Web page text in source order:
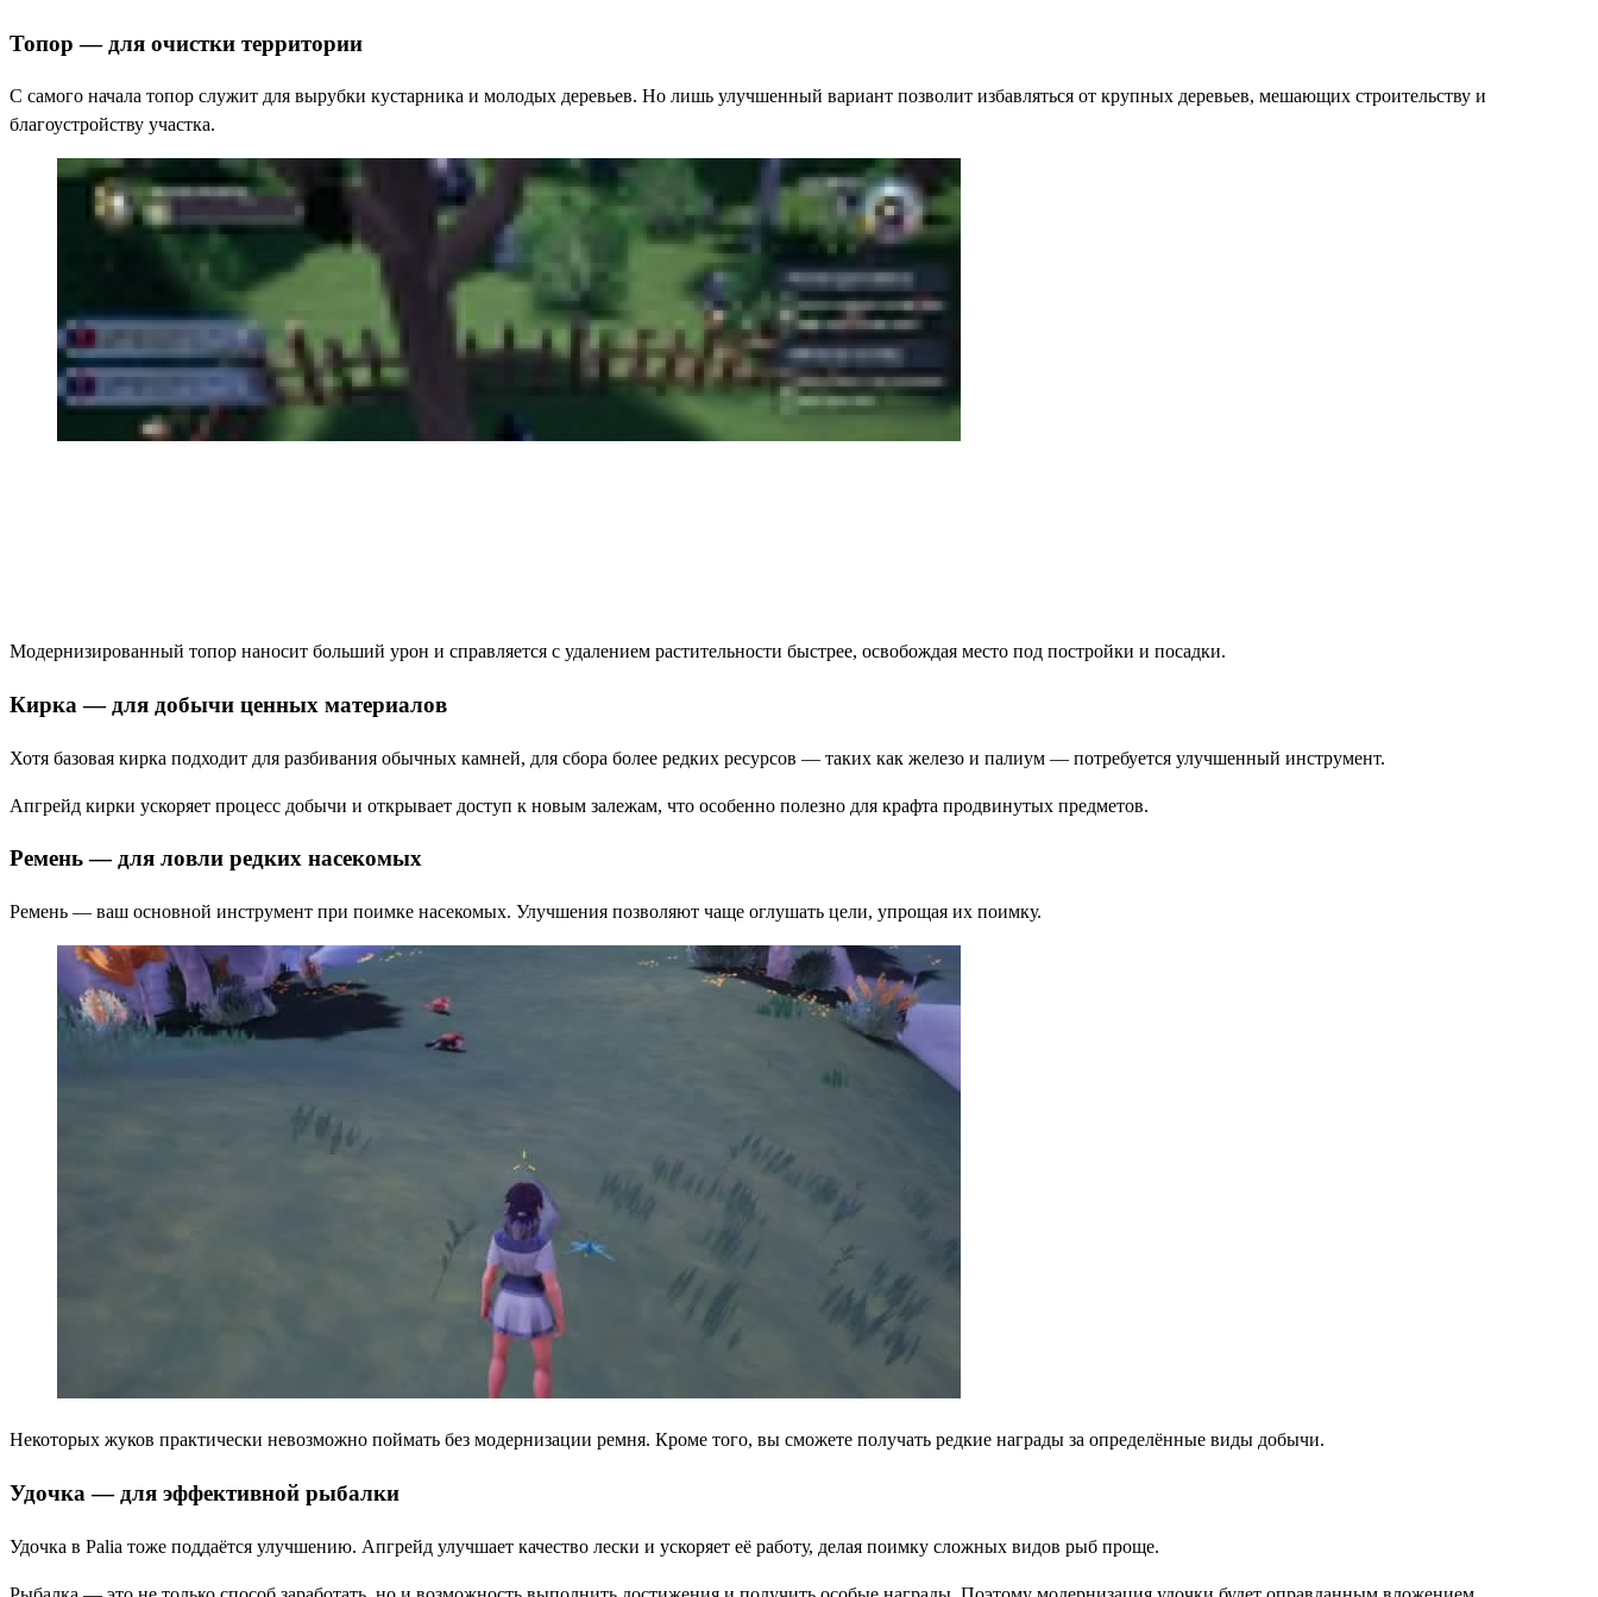
Топор — для очистки территории
С самого начала топор служит для вырубки кустарника и молодых деревьев. Но лишь улучшенный вариант позволит избавляться от крупных деревьев, мешающих строительству и
благоустройству участка.
Модернизированный топор наносит больший урон и справляется с удалением растительности быстрее, освобождая место под постройки и посадки.
Кирка — для добычи ценных материалов
Хотя базовая кирка подходит для разбивания обычных камней, для сбора более редких ресурсов — таких как железо и палиум — потребуется улучшенный инструмент.
Апгрейд кирки ускоряет процесс добычи и открывает доступ к новым залежам, что особенно полезно для крафта продвинутых предметов.
Ремень — для ловли редких насекомых
Ремень — ваш основной инструмент при поимке насекомых. Улучшения позволяют чаще оглушать цели, упрощая их поимку.
Некоторых жуков практически невозможно поймать без модернизации ремня. Кроме того, вы сможете получать редкие награды за определённые виды добычи.
Удочка — для эффективной рыбалки
Удочка в Palia тоже поддаётся улучшению. Апгрейд улучшает качество лески и ускоряет её работу, делая поимку сложных видов рыб проще.